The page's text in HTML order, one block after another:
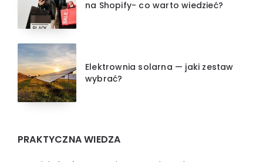
na Shopify- co warto wiedzieć?
Elektrownia solarna — jaki zestaw
wybrać?
PRAKTYCZNA WIEDZA